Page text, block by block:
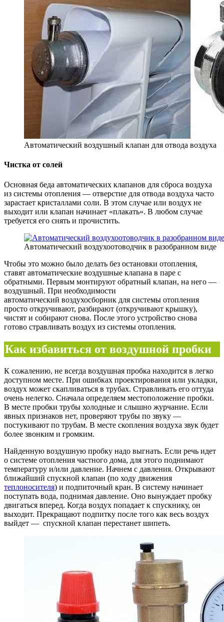
Автоматический воздушный клапан для отвода воздуха
Чистка от солей
Основная беда автоматических клапанов для сброса воздуха
из системы отопления — отверстие для отвода воздуха часто
зарастает кристаллами соли. В этом случае или воздух не
выходит или клапан начинает «плакать». В любом случае
требуется его снять и прочистить.
Автоматический воздухоотоводчик в разобранном виде
Чтобы это можно было делать без остановки отопления,
ставят автоматические воздушные клапана в паре с
обратными. Первым монтируют обратный клапан, на него —
воздушный. При необходимости
автоматический воздухосборник для системы отопления
просто откручивают, разбирают (откручивают крышку),
чистят и собирают снова. После этого устройство снова
готово стравливать воздух из системы отопления.
Как избавиться от воздушной пробки
К сожалению, не всегда воздушная пробка находится в легко
доступном месте. При ошибках проектирования или укладки,
воздух может скапливаться в трубах. Стравливать его оттуда
очень нелегко. Сначала определяем местоположение пробки.
В месте пробки трубы холодные и слышно журчание. Если
явных признаков нет, проверяют трубы по звуку —
постукивают по трубам. В месте скопления воздуха звук будет
более звонким и громким.
Найденную воздушную пробку надо выгнать. Если речь идет
о системе отопления частного дома, для этого поднимают
температуру и/или давление. Начнем с давления. Открывают
ближайший спускной клапан (по ходу движения
теплоносителя) и подпиточный кран. В систему начинает
поступать вода, поднимая давление. Оно вынуждает пробку
двигаться вперед. Когда воздух попадает к спускнику, он
выходит. Прекращают подпитку после того как весь воздух
выйдет — спускной клапан перестанет шипеть.